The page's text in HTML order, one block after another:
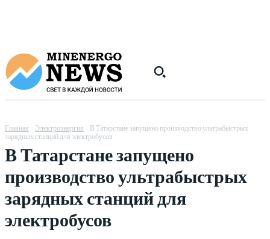
Главная Электроэнергия
В Татарстане запущено производство ультрабыстрых
зарядных станций для электробусов
В Татарстане запущено
производство ультрабыстрых
зарядных станций для
электробусов